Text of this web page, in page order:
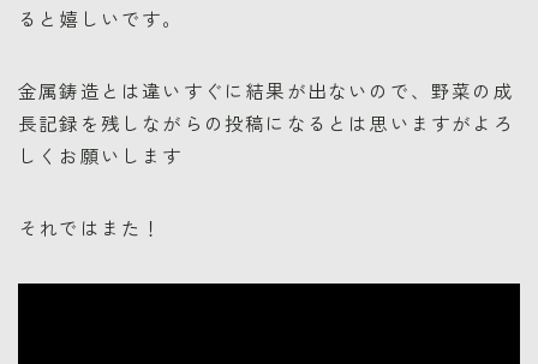
ると嬉しいです。
金属鋳造とは違いすぐに結果が出ないので、野菜の成
長記録を残しながらの投稿になるとは思いますがよろ
しくお願いします
それではまた！